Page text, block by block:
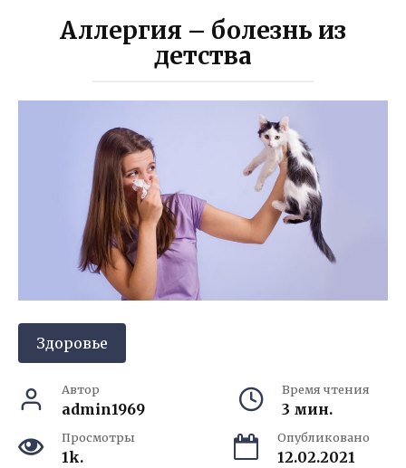
Аллергия – болезнь из
детства
Здоровье
Автор
admin1969
Время чтения
3 мин.
Просмотры
1k.
Опубликовано
12.02.2021